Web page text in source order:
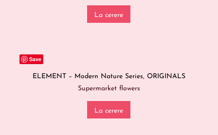
La cerere
Save
ELEMENT – Modern Nature Series, ORIGINALS
Supermarket flowers
La cerere